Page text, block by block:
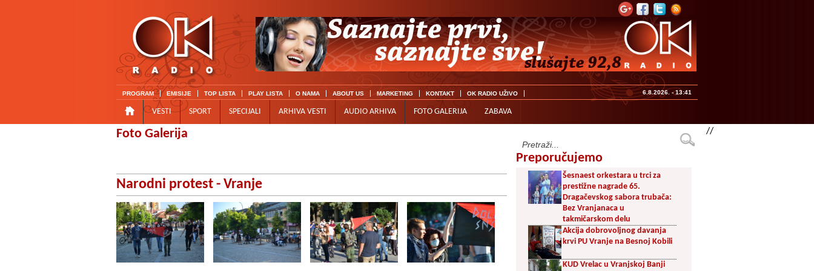
PROGRAM EMISIJE TOP LISTA PLAY LISTA O NAMA ABOUT US MARKETING KONTAKT OK RADIO UŽIVO 6.8.2026. - 13:41
VESTI SPORT SPECIJALI ARHIVA VESTI AUDIO ARHIVA FOTO GALERIJA ZABAVA
Foto Galerija
Narodni protest - Vranje
Preporučujemo
Šesnaest orkestara u trci za
prestižne nagrade 65.
Dragačevskog sabora trubača:
Bez Vranjanaca u
takmičarskom delu
Akcija dobrovoljnog davanja
krvi PU Vranje na Besnoj Kobili
KUD Vrelac u Vranjskoj Banji
//